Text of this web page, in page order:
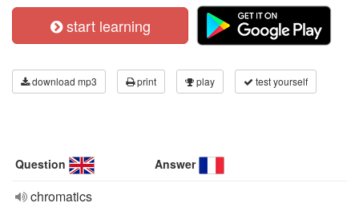
start learning
download mp3 print play test yourself
Question Answer
chromatics